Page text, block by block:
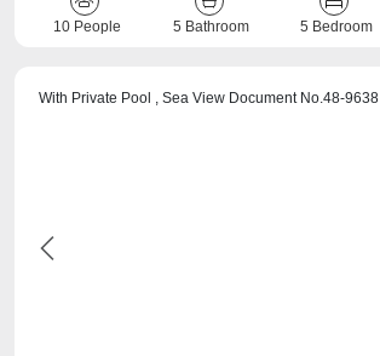
10 People 5 Bathroom 5 Bedroom
Previous
With Private Pool , Sea View Document No.48-9638